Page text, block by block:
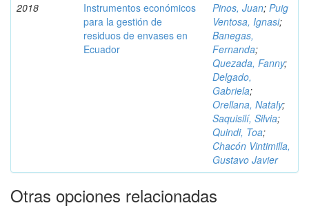
2018
Instrumentos económicos
para la gestión de
residuos de envases en
Ecuador
Pinos, Juan; Puig
Ventosa, Ignasi;
Banegas,
Fernanda;
Quezada, Fanny;
Delgado,
Gabriela;
Orellana, Nataly;
Saquisilí, Silvia;
Quindi, Toa;
Chacón Vintimilla,
Gustavo Javier
Otras opciones relacionadas